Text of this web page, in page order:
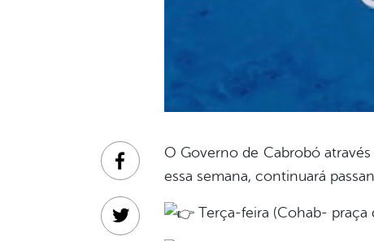
O Governo de Cabrobó
essa semana, continuará
Terça-feira (Cohab- praça
Facebook
Twitter